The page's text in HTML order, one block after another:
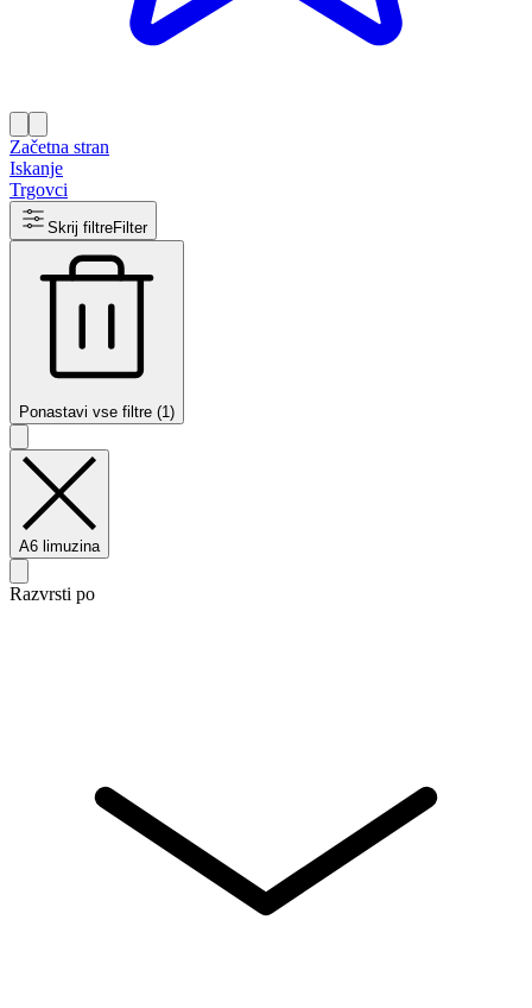
Začetna stran
Iskanje
Trgovci
Skrij filtreFilter
Ponastavi vse filtre (1)
A6 limuzina
Razvrsti po